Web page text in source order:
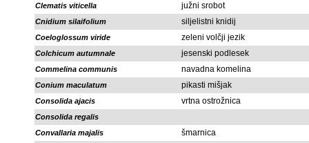
Clematis viticella južni srobot
Cnidium silaifolium siljelistni knidij
Coeloglossum viride zeleni volčji jezik
Colchicum autumnale jesenski podlesek
Commelina communis navadna komelina
Conium maculatum pikasti mišjak
Consolida ajacis vrtna ostrožnica
Consolida regalis
Convallaria majalis
šmarnica